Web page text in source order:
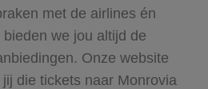
met de airlines én
we jou altijd de
Onze website
die tickets naar Monrovia